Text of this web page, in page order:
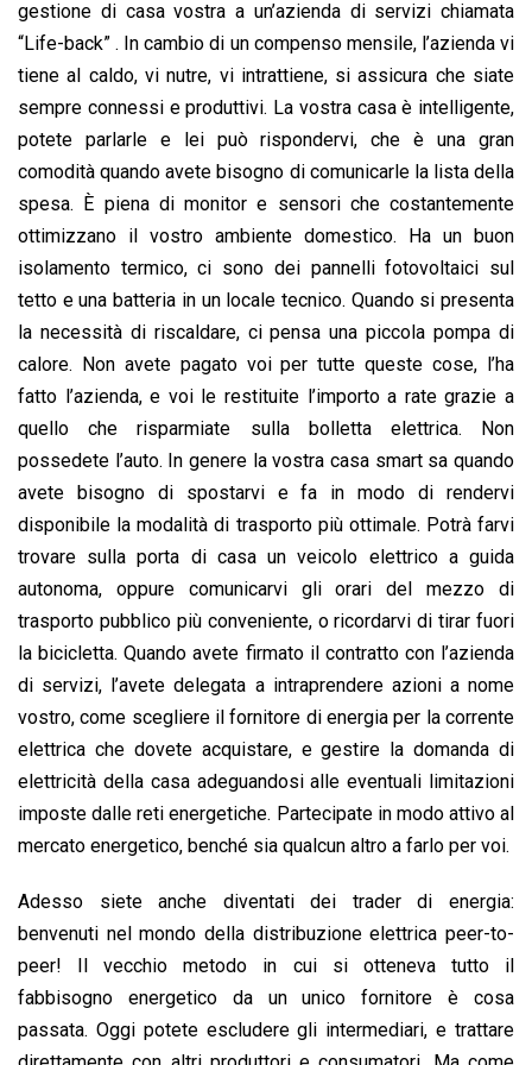
o
o
k
A
p
d
I
n
d
s
i
n
k
gestione di casa vostra a un’azienda di servizi chiamata
“Life-back” . In cambio di un compenso mensile, l’azienda vi
tiene al caldo, vi nutre, vi intrattiene, si assicura che siate
sempre connessi e produttivi. La vostra casa è intelligente,
potete parlarle e lei può rispondervi, che è una gran
comodità quando avete bisogno di comunicarle la lista della
spesa. È piena di monitor e sensori che costantemente
ottimizzano il vostro ambiente domestico. Ha un buon
isolamento termico, ci sono dei pannelli fotovoltaici sul
tetto e una batteria in un locale tecnico. Quando si presenta
la necessità di riscaldare, ci pensa una piccola pompa di
calore. Non avete pagato voi per tutte queste cose, l’ha
fatto l’azienda, e voi le restituite l’importo a rate grazie a
quello che risparmiate sulla bolletta elettrica. Non
possedete l’auto. In genere la vostra casa smart sa quando
avete bisogno di spostarvi e fa in modo di rendervi
disponibile la modalità di trasporto più ottimale. Potrà farvi
trovare sulla porta di casa un veicolo elettrico a guida
autonoma, oppure comunicarvi gli orari del mezzo di
trasporto pubblico più conveniente, o ricordarvi di tirar fuori
la bicicletta. Quando avete firmato il contratto con l’azienda
di servizi, l’avete delegata a intraprendere azioni a nome
vostro, come scegliere il fornitore di energia per la corrente
elettrica che dovete acquistare, e gestire la domanda di
elettricità della casa adeguandosi alle eventuali limitazioni
imposte dalle reti energetiche. Partecipate in modo attivo al
mercato energetico, benché sia qualcun altro a farlo per voi.
Adesso siete anche diventati dei trader di energia:
benvenuti nel mondo della distribuzione elettrica peer-to-
peer! Il vecchio metodo in cui si otteneva tutto il
fabbisogno energetico da un unico fornitore è cosa
passata. Oggi potete escludere gli intermediari, e trattare